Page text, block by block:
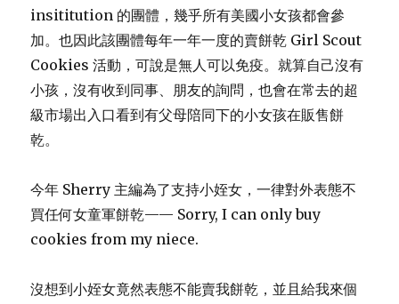
insititution 的團體，幾乎所有美國小女孩都會參
加。也因此該團體每年一年一度的賣餅乾 Girl Scout
Cookies 活動，可說是無人可以免疫。就算自己沒有
小孩，沒有收到同事、朋友的詢問，也會在常去的超
級市場出入口看到有父母陪同下的小女孩在販售餅
乾。
今年 Sherry 主編為了支持小姪女，一律對外表態不
買任何女童軍餅乾—— Sorry, I can only buy
cookies from my niece.
沒想到小姪女竟然表態不能賣我餅乾，並且給我來個